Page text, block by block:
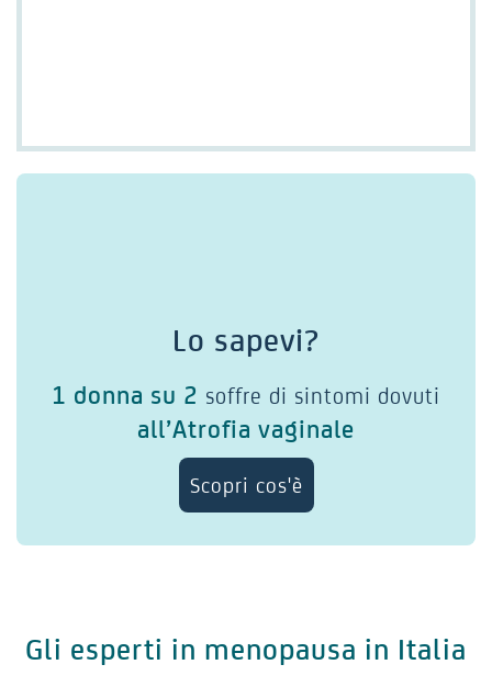
Lo sapevi?
1 donna su 2 soffre di sintomi dovuti
all’Atrofia vaginale
Scopri cos'è
Gli esperti in menopausa in Italia